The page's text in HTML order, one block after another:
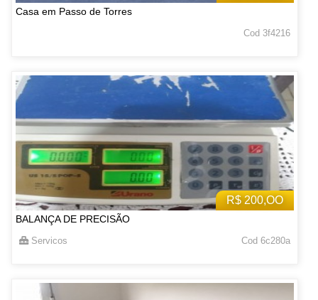
Casa em Passo de Torres
Cod 3f4216
R$ 200,OO
BALANÇA DE PRECISÃO
Servicos Cod 6c280a